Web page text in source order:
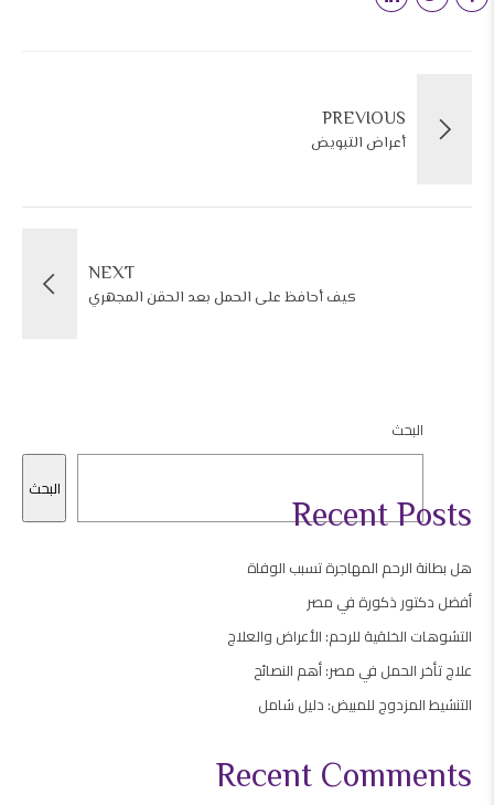
PREVIOUS
أعراض التبويض
NEXT
كيف أحافظ على الحمل بعد الحقن المجهري
البحث
البحث
Recent Posts
هل بطانة الرحم المهاجرة تسبب الوفاة
أفضل دكتور ذكورة في مصر
التشوهات الخلقية للرحم: الأعراض والعلاج
علاج تأخر الحمل في مصر: أهم النصائح
التنشيط المزدوج للمبيض: دليل شامل
Recent Comments